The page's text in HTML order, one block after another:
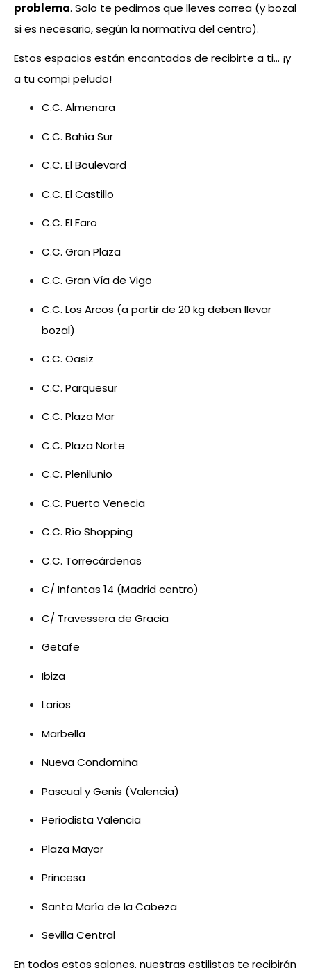
problema. Solo te pedimos que lleves correa (y bozal
si es necesario, según la normativa del centro).
Estos espacios están encantados de recibirte a ti… ¡y
a tu compi peludo!
C.C. Almenara
C.C. Bahía Sur
C.C. El Boulevard
C.C. El Castillo
C.C. El Faro
C.C. Gran Plaza
C.C. Gran Vía de Vigo
C.C. Los Arcos (a partir de 20 kg deben llevar
bozal)
C.C. Oasiz
C.C. Parquesur
C.C. Plaza Mar
C.C. Plaza Norte
C.C. Plenilunio
C.C. Puerto Venecia
C.C. Río Shopping
C.C. Torrecárdenas
C/ Infantas 14 (Madrid centro)
C/ Travessera de Gracia
Getafe
Ibiza
Larios
Marbella
Nueva Condomina
Pascual y Genis (Valencia)
Periodista Valencia
Plaza Mayor
Princesa
Santa María de la Cabeza
Sevilla Central
En todos estos salones, nuestras estilistas te recibirán